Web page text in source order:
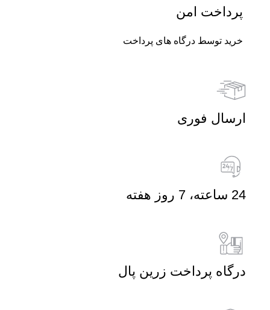
پرداخت امن
خرید توسط درگاه های پرداخت
ارسال فوری
24 ساعته، 7 روز هفته
درگاه پرداخت زرین پال